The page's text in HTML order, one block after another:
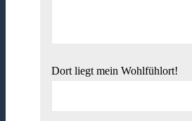
Dort liegt mein Wohlfühlort!